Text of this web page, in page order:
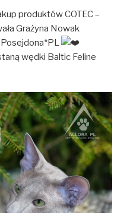
produktów COTEC –
Grażyna Nowak
wędki Baltic Feline